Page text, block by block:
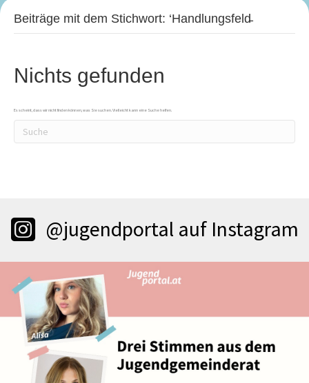
Beiträge mit dem Stichwort: ‘Handlungsfeld̵
Nichts gefunden
Es scheint, dass wir nicht finden können, was Sie suchen. Vielleicht kann eine Suche helfen.
@jugendportal auf Instagram